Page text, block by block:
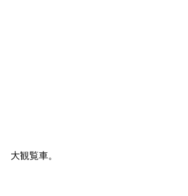
大観覧車。